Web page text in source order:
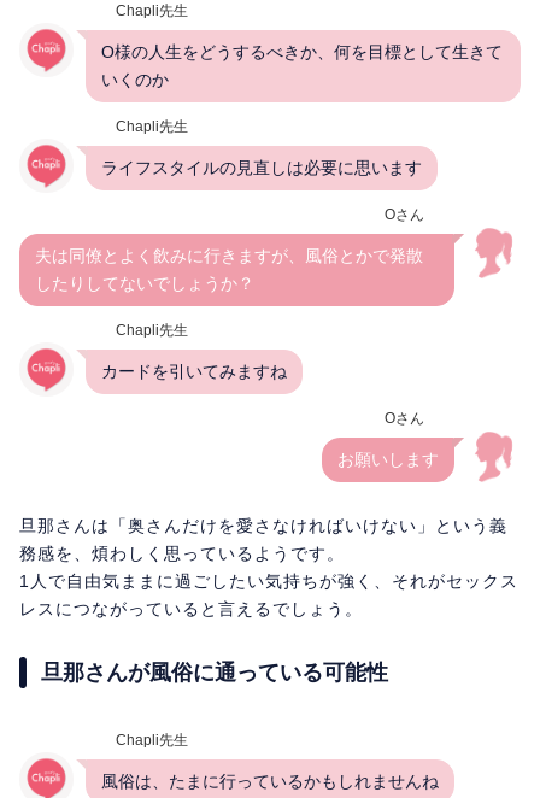
Chapli先生
O様の人生をどうするべきか、何を目標として生きて
いくのか
Chapli先生
ライフスタイルの見直しは必要に思います
Oさん
夫は同僚とよく飲みに行きますが、風俗とかで発散
したりしてないでしょうか？
Chapli先生
カードを引いてみますね
Oさん
お願いします
旦那さんは「奥さんだけを愛さなければいけない」という義
務感を、煩わしく思っているようです。
1人で自由気ままに過ごしたい気持ちが強く、それがセックス
レスにつながっていると言えるでしょう。
旦那さんが風俗に通っている可能性
Chapli先生
風俗は、たまに行っているかもしれませんね